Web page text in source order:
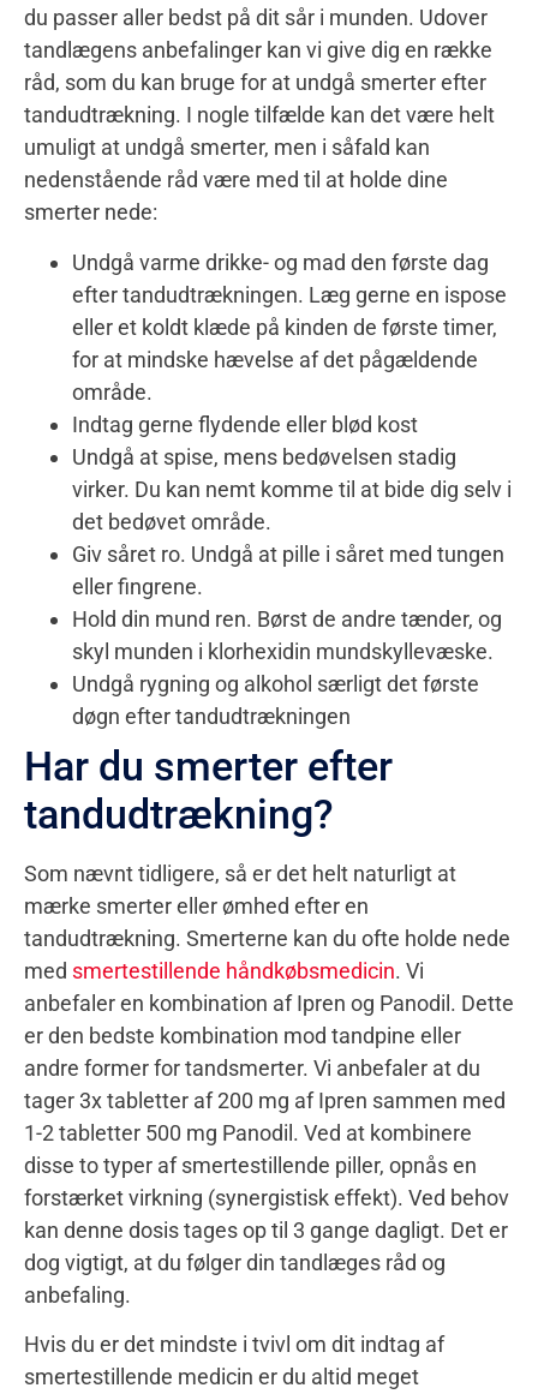
du passer aller bedst på dit sår i munden. Udover
tandlægens anbefalinger kan vi give dig en række
råd, som du kan bruge for at undgå smerter efter
tandudtrækning. I nogle tilfælde kan det være helt
umuligt at undgå smerter, men i såfald kan
nedenstående råd være med til at holde dine
smerter nede:
Undgå varme drikke- og mad den første dag
efter tandudtrækningen. Læg gerne en ispose
eller et koldt klæde på kinden de første timer,
for at mindske hævelse af det pågældende
område.
Indtag gerne flydende eller blød kost
Undgå at spise, mens bedøvelsen stadig
virker. Du kan nemt komme til at bide dig selv i
det bedøvet område.
Giv såret ro. Undgå at pille i såret med tungen
eller fingrene.
Hold din mund ren. Børst de andre tænder, og
skyl munden i klorhexidin mundskyllevæske.
Undgå rygning og alkohol særligt det første
døgn efter tandudtrækningen
Har du smerter efter
tandudtrækning?
Som nævnt tidligere, så er det helt naturligt at
mærke smerter eller ømhed efter en
tandudtrækning. Smerterne kan du ofte holde nede
med smertestillende håndkøbsmedicin. Vi
anbefaler en kombination af Ipren og Panodil. Dette
er den bedste kombination mod tandpine eller
andre former for tandsmerter. Vi anbefaler at du
tager 3x tabletter af 200 mg af Ipren sammen med
1-2 tabletter 500 mg Panodil. Ved at kombinere
disse to typer af smertestillende piller, opnås en
forstærket virkning (synergistisk effekt). Ved behov
kan denne dosis tages op til 3 gange dagligt. Det er
dog vigtigt, at du følger din tandlæges råd og
anbefaling.
Hvis du er det mindste i tvivl om dit indtag af
smertestillende medicin er du altid meget